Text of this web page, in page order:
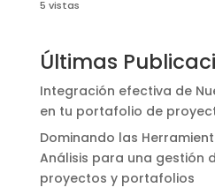
5 vistas
Últimas
Integración efectiva de
en tu portafolio de
Dominando las
Análisis para una gestión
proyectos y portafolios